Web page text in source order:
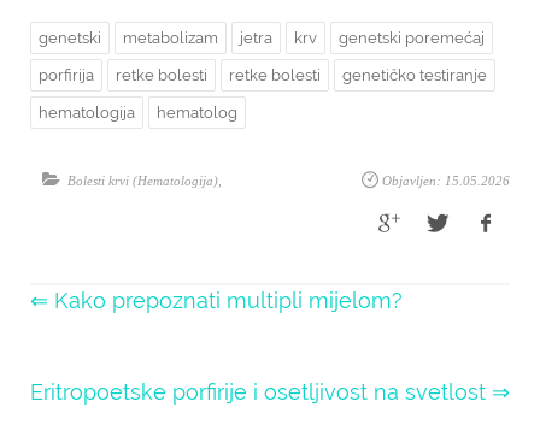
genetski metabolizam jetra krv genetski poremećaj
porfirija retke bolesti retke bolesti genetičko testiranje
hematologija hematolog
Objavljen: 15.05.2026
Bolesti krvi (Hematologija)
⇐ Kako prepoznati multipli mijelom?
Eritropoetske porfirije i osetljivost na svetlost ⇒